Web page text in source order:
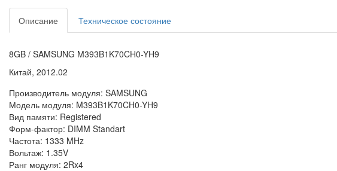
Описание Техническое состояние
8GB / SAMSUNG M393B1K70CH0-YH9
Китай, 2012.02
Производитель модуля: SAMSUNG
Модель модуля: M393B1K70CH0-YH9
Вид памяти: Registered
Форм-фактор: DIMM Standart
Частота: 1333 MHz
Вольтаж: 1.35V
Ранг модуля: 2Rx4